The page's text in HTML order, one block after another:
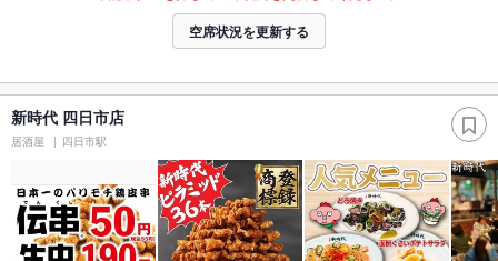
空席状況を更新する
新時代 四日市店
居酒屋 四日市駅